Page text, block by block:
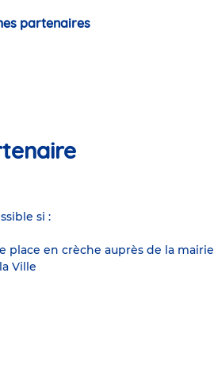
partenaires
si :
place en crèche auprès de la mairie
Ville